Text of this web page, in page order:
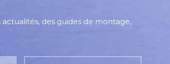
des guides de montage,